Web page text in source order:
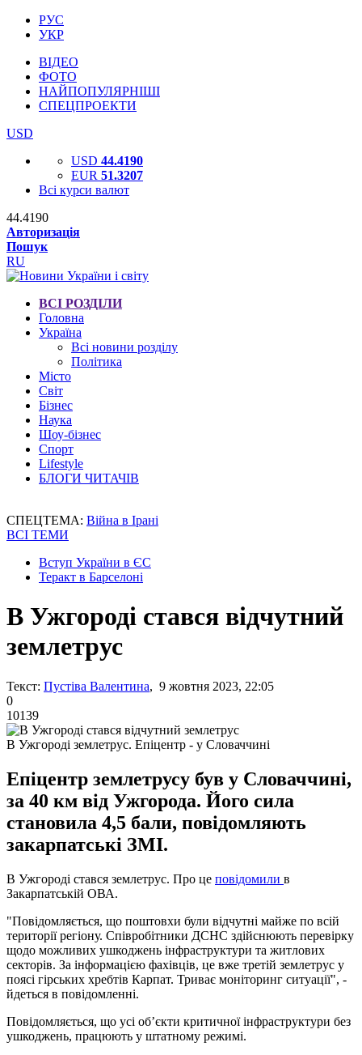
РУС
УКР
ВІДЕО
ФОТО
НАЙПОПУЛЯРНІШІ
СПЕЦПРОЕКТИ
USD
USD 44.4190
EUR 51.3207
Всі курси валют
44.4190
Авторизація
Пошук
RU
ВСІ РОЗДІЛИ
Головна
Україна
Всі новини розділу
Політика
Місто
Світ
Бізнес
Наука
Шоу-бізнес
Спорт
Lifestyle
БЛОГИ ЧИТАЧІВ
СПЕЦТЕМА: Війна в Ірані
ВСІ ТЕМИ
Вступ України в ЄС
Теракт в Барселоні
В Ужгороді стався відчутний
землетрус
Текст: Пустіва Валентина, 9 жовтня 2023, 22:05
0
10139
В Ужгороді землетрус. Епіцентр - у Словаччині
Епіцентр землетрусу був у Словаччині,
за 40 км від Ужгорода. Його сила
становила 4,5 бали, повідомляють
закарпатські ЗМІ.
В Ужгороді стався землетрус. Про це повідомили в
Закарпатській ОВА.
"Повідомляється, що поштовхи були відчутні майже по всій
території регіону. Співробітники ДСНС здійснюють перевірку
щодо можливих ушкоджень інфраструктури та житлових
секторів. За інформацією фахівців, це вже третій землетрус у
поясі гірських хребтів Карпат. Триває моніторинг ситуації", -
йдеться в повідомленні.
Повідомляється, що усі обʼєкти критичної інфраструктури без
ушкоджень, працюють у штатному режимі.